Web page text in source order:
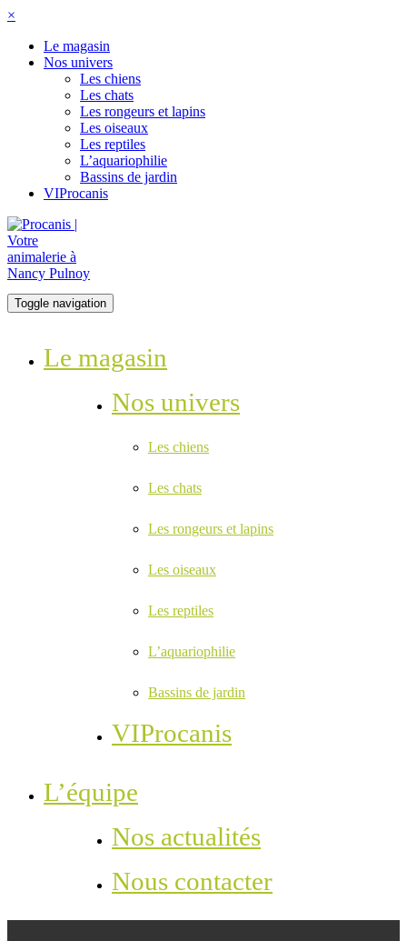
×
Le magasin
Nos univers
Les chiens
Les chats
Les rongeurs et lapins
Les oiseaux
Les reptiles
L’aquariophilie
Bassins de jardin
VIProcanis
Toggle navigation
Le magasin
Nos univers
Les chiens
Les chats
Les rongeurs et lapins
Les oiseaux
Les reptiles
L’aquariophilie
Bassins de jardin
VIProcanis
L’équipe
Nos actualités
Nous contacter